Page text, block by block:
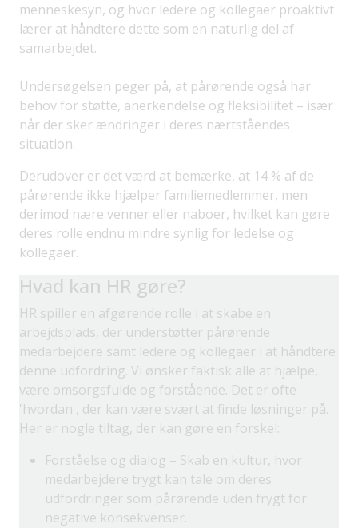
menneskesyn, og hvor ledere og kollegaer proaktivt
lærer at håndtere dette som en naturlig del af
samarbejdet.
Undersøgelsen peger på, at pårørende også har
behov for støtte, anerkendelse og fleksibilitet – især
når der sker ændringer i deres nærtståendes
situation.
Derudover er det værd at bemærke, at 14 % af de
pårørende ikke hjælper familiemedlemmer, men
derimod nære venner eller naboer, hvilket kan gøre
deres rolle endnu mindre synlig for ledelse og
kollegaer.
Hvad kan HR gøre?
HR spiller en afgørende rolle i at skabe en
arbejdsplads, der understøtter pårørende
medarbejdere samt ledere og kollegaer i at håndtere
denne udfordring. Vi ønsker faktisk alle at hjælpe,
være omsorgsfulde og forstående. Det er ofte
'hvordan', der kan være svært at finde løsninger på.
Her er nogle tiltag, der kan gøre en forskel:
Forståelse og dialog – Skab en kultur, hvor
medarbejdere trygt kan tale om deres
udfordringer som pårørende uden frygt for
negative konsekvenser.